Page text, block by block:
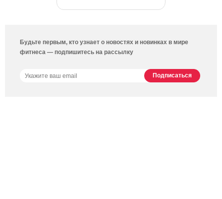
Будьте первым, кто узнает о новостях и новинках в мире
фитнеса — подпишитесь на рассылку